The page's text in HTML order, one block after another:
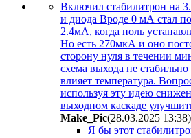
Включил стабилитрон на
и диода Вроде 0 мА стал
2.4мА, когда ноль
Но есть 270мкА и оно
сторону нуля в течении
схема выхода не
влияет температура.
используя эту идею
выходном каскаде
Make_Pic(28.03.2025 13:38)
Я бы этот